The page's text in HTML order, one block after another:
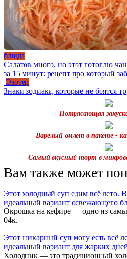
блюда
Салатов много, но этот готовлю
за 15 минут: рецепт про который
Эзотер
Знаки зодиака, которые не боятся
Потрясающая
Вареный омлет в пакете -
Самый вкусный торт в
Вам также может
Этот холодный суп едим всё лето.
идеальный вариант освежающего
Окрошка на кефире — одно из
04к.
Этот шикарный суп могу есть всё
идеальный вариант для жарких дней
Холодник — это традиционный